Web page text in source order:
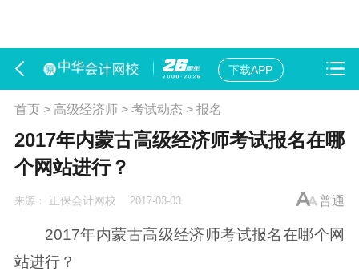
下载APP
首页> 高级经济师> 考试动态 > 报名
2017年内蒙古高级经济师考试报名在哪
个网站进行？
来源： 正保会计网校 2017-03-03 普通
2017年内蒙古高级经济师考试报名在哪个网
站进行？